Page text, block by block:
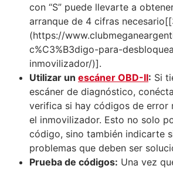
con “S” puede llevarte a
arranque de 4 cifras
(https://
c%C3%B3digo-para-
inmovilizador/)].
Utilizar un escáner OBD-II: Si
escáner de diagnóstico,
verifica si hay códigos de error
el inmovilizador. Esto no solo
código, sino también indicarte
problemas que deben ser
Prueba de códigos: Una vez